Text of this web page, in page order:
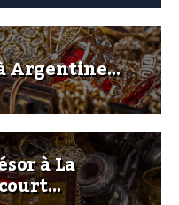
Argentine…
à La